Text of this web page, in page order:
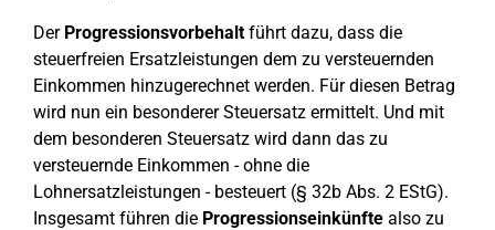
Der Progressionsvorbehaltführt dazu, dass die
steuerfreien Ersatzleistungen dem zu versteuernden
Einkommen hinzugerechnet werden. Für diesen Betrag
wird nun ein besonderer Steuersatz ermittelt. Und mit
dem besonderen Steuersatz wird dann das zu
versteuernde Einkommen - ohne die
Lohnersatzleistungen - besteuert (§ 32b Abs. 2 EStG).
Insgesamt führen die Progressionseinkünfte also zu